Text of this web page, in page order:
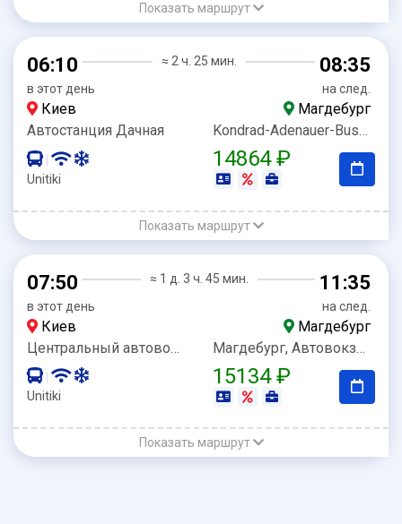
Показать маршрут
06:10
в этот день
≈ 2 ч. 25 мин. 08:35
на след.
Киев
Магдебург
Автостанция Дачная
Kondrad-Adenauer-Bussteig 7
Unitiki
14864 ₽
Показать маршрут
07:50
в этот день
≈ 1 д. 3 ч. 45 мин. 11:35
на след.
Киев
Магдебург
Центральный автовокзал
Магдебург, Автовокзал Магдебург, Конрад-Аденауер-Плац
Unitiki
15134 ₽
Показать маршрут